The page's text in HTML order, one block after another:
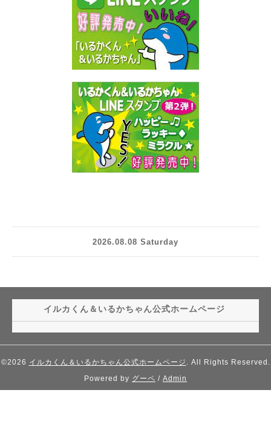
2026.08.08 Saturday
イルカくん＆いるかちゃん公式ホームページ
©2026 イルカくん＆いるかちゃん公式ホームページ . All Rights Reserved.
Powered by グーペ / Admin